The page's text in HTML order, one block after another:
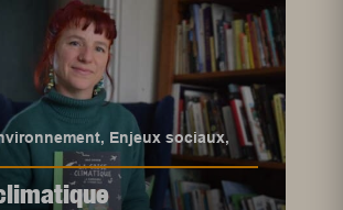
, Enjeux sociaux,